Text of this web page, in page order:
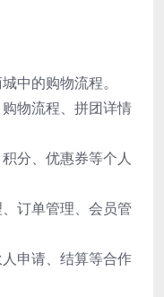
中的购物流程。
物流程、拼团详情
分、优惠券等个人
订单管理、会员管
申请、结算等合作